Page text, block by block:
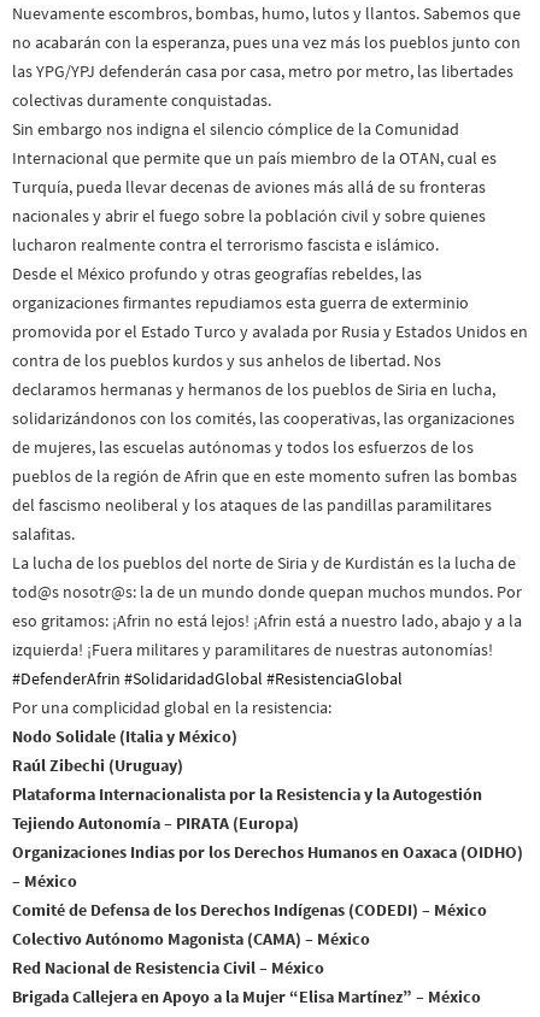
Nuevamente escombros, bombas, humo, lutos y llantos. Sabemos que
no acabarán con la esperanza, pues una vez más los pueblos junto con
las YPG/YPJ defenderán casa por casa, metro por metro, las libertades
colectivas duramente conquistadas.
Sin embargo nos indigna el silencio cómplice de la Comunidad
Internacional que permite que un país miembro de la OTAN, cual es
Turquía, pueda llevar decenas de aviones más allá de su fronteras
nacionales y abrir el fuego sobre la población civil y sobre quienes
lucharon realmente contra el terrorismo fascista e islámico.
Desde el México profundo y otras geografías rebeldes, las
organizaciones firmantes repudiamos esta guerra de exterminio
promovida por el Estado Turco y avalada por Rusia y Estados Unidos en
contra de los pueblos kurdos y sus anhelos de libertad. Nos
declaramos hermanas y hermanos de los pueblos de Siria en lucha,
solidarizándonos con los comités, las cooperativas, las organizaciones
de mujeres, las escuelas autónomas y todos los esfuerzos de los
pueblos de la región de Afrin que en este momento sufren las bombas
del fascismo neoliberal y los ataques de las pandillas paramilitares
salafitas.
La lucha de los pueblos del norte de Siria y de Kurdistán es la lucha de
tod@s nosotr@s: la de un mundo donde quepan muchos mundos. Por
eso gritamos: ¡Afrin no está lejos! ¡Afrin está a nuestro lado, abajo y a la
izquierda! ¡Fuera militares y paramilitares de nuestras autonomías!
#DefenderAfrin #SolidaridadGlobal #ResistenciaGlobal
Por una complicidad global en la resistencia:
Nodo Solidale (Italia y México)
Raúl Zibechi (Uruguay)
Plataforma Internacionalista por la Resistencia y la Autogestión
Tejiendo Autonomía – PIRATA (Europa)
Organizaciones Indias por los Derechos Humanos en Oaxaca (OIDHO)
– México
Comité de Defensa de los Derechos Indígenas (CODEDI) – México
Colectivo Autónomo Magonista (CAMA) – México
Red Nacional de Resistencia Civil – México
Brigada Callejera en Apoyo a la Mujer “Elisa Martínez” – México